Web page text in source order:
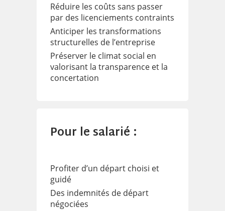
Réduire les coûts sans passer
par des licenciements contraints
Anticiper les transformations
structurelles de l’entreprise
Préserver le climat social en
valorisant la transparence et la
concertation
Pour le salarié :
Profiter d’un départ choisi et
guidé
Des indemnités de départ
négociées